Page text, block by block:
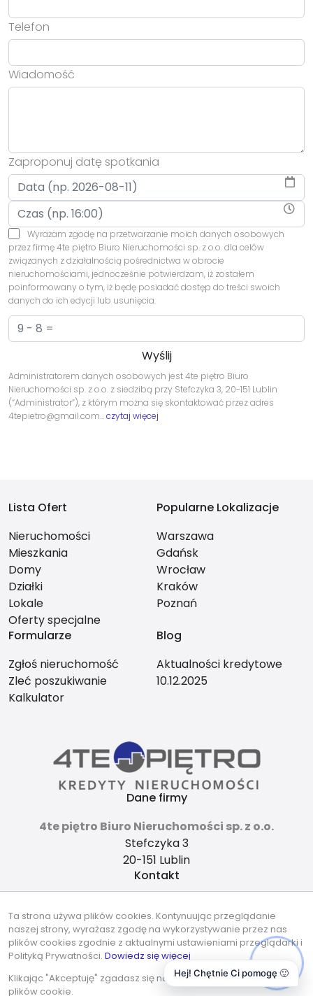
Telefon
Wiadomość
Zaproponuj datę spotkania
Wyrażam zgodę na przetwarzanie moich danych osobowych
przez firmę 4te piętro Biuro Nieruchomości sp. z o.o. dla celów
związanych z działalnością pośrednictwa w obrocie
nieruchomościami, jednocześnie potwierdzam, iż zostałem
poinformowany o tym, iż będę posiadać dostęp do treści swoich
danych do ich edycji lub usunięcia.
Administratorem danych osobowych jest 4te piętro Biuro
Nieruchomości sp. z o.o. z siedzibą przy Stefczyka 3, 20-151 Lublin
(“Administrator”), z którym można się skontaktować przez adres
4tepietro@gmail.com…czytaj więcej
Lista Ofert
Nieruchomości
Mieszkania
Domy
Działki
Lokale
Oferty specjalne
Popularne Lokalizacje
Warszawa
Gdańsk
Wrocław
Kraków
Poznań
Formularze
Zgłoś nieruchomość
Zleć poszukiwanie
Kalkulator
Blog
Aktualności kredytowe
10.12.2025
Dane firmy
4te piętro Biuro Nieruchomości sp. z o.o.
Stefczyka 3
20-151 Lublin
Kontakt
737-490-490
Znajdziesz nas tu
Ta strona używa plików cookies. Kontynuując przeglądanie
naszej strony, wyrażasz zgodę na wykorzystywanie przez nas
plików cookies zgodnie z aktualnymi ustawieniami przeglądarki i
Polityką Prywatności. Dowiedz się więcej
Klikając "Akceptuję" zgadasz się na wykorzystywanie przez nas
plików cookie.
Hej! Chętnie Ci pomogę 🙂